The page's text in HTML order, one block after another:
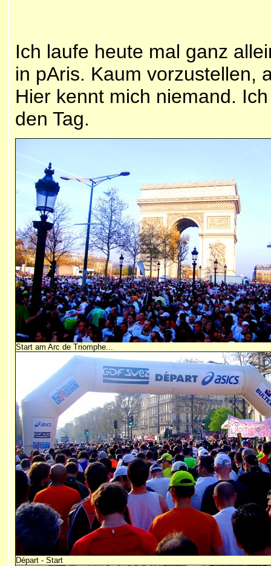
Ich laufe heute mal ganz
in pAris. Kaum vorzustellen,
Hier kennt mich niemand.
den Tag.
Start am Arc de Triomphe...
Départ - Start